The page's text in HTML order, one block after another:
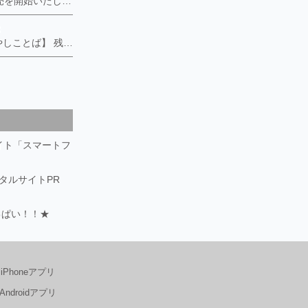
ト「スマートフ
ルサイトPR
ぱい！！★
iPhoneアプリ
Androidアプリ